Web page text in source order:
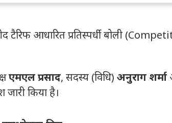
टैरिफ आधारित प्रतिस्पर्धी बोली
एमएल प्रसाद, सदस्य (विधि) अनुराग शर्मा
किया है।